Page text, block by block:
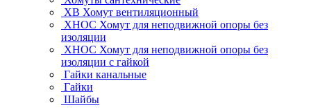
ХВ Хомут вентиляционный
ХНОС Хомут для неподвижной опоры без
изоляции
ХНОС Хомут для неподвижной опоры без
изоляции с гайкой
Гайки канальные
Гайки
Шайбы